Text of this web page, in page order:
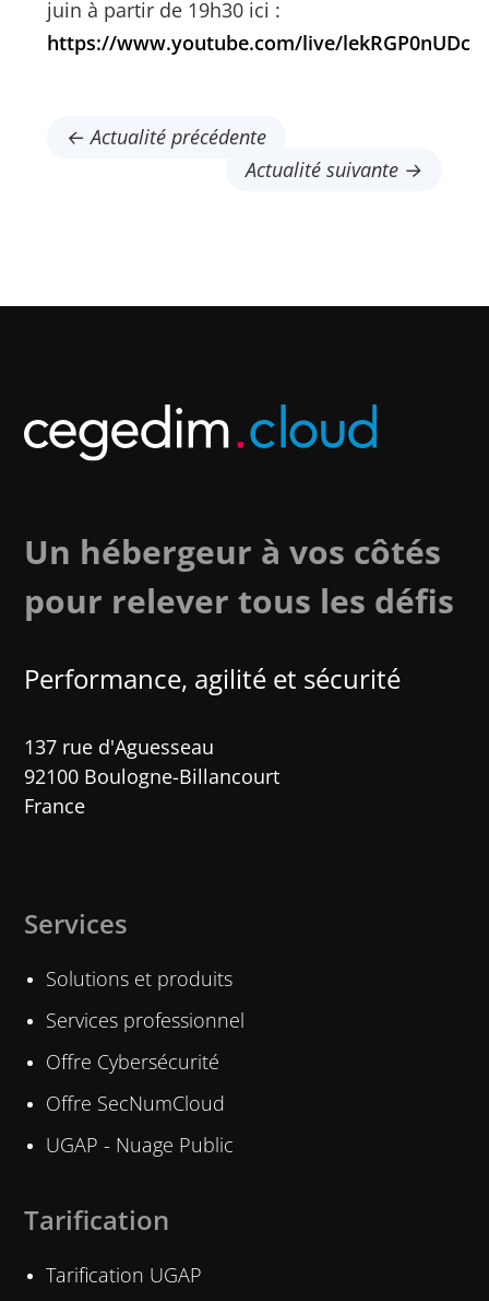
juin à partir de 19h30 ici :
https://www.youtube.com/live/lekRGP0nUDc
← Actualité précédente
Actualité suivante →
Un hébergeur à vos côtés
pour relever tous les défis
Performance, agilité et sécurité​
137 rue d'Aguesseau
92100 Boulogne-Billancourt
France
Services
Solutions et produits
Services professionnel
Offre Cybersécurité
Offre SecNumCloud
UGAP - Nuage Public
Tarification
Tarification UGAP